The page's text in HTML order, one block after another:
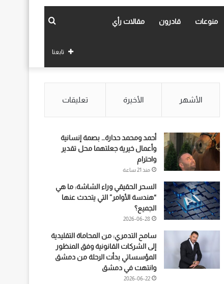
منوعات قادرون مقالات رأي بحث
تابعنا
الأشهر الأخيرة تعليقات
أحمد ومحمد حدارة… بصمة إنسانية
وأعمال خيرية جعلتهما محل تقدير
واحترام
منذ 21 ساعة
السحر الحقيقي وراء الشاشة: ما هي
“هندسة الأوامر” التي يتحدث عنها
الجميع؟
2026-06-28
سامح التدمري: من المحاماة التقليدية
إلى الشركات القانونية وفق المنظور
المؤسساتي بدأت الرحلة من دمشق
وانتهت في دمشق
2026-06-22